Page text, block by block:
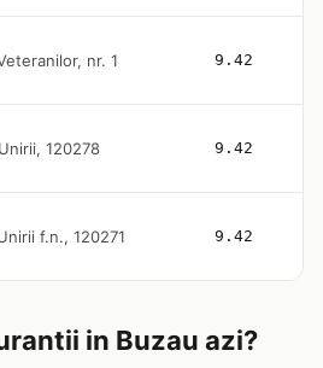
nr. 1 9.42
120278 9.42
f.n., 120271 9.42
in Buzau azi?